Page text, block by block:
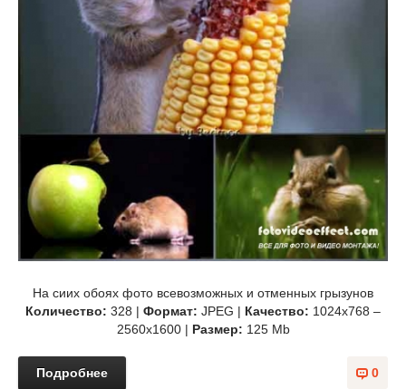
На сиих обоях фото всевозможных и отменных грызунов
Количество: 328 | Формат: JPEG | Качество: 1024х768 –
2560х1600 | Размер: 125 Mb
0
Подробнее